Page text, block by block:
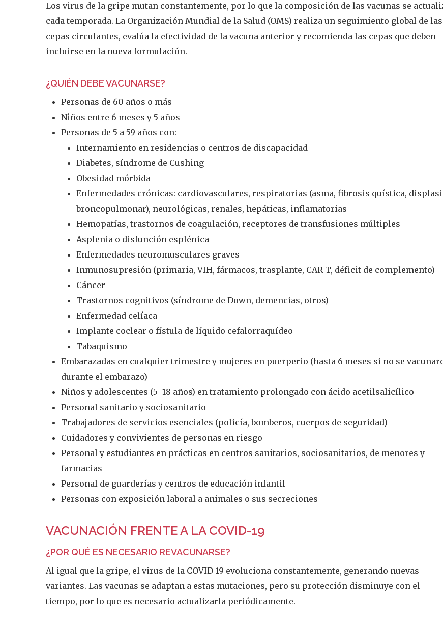
Los virus de la gripe mutan constantemente, por lo que la composición de las vacunas se
cada temporada. La Organización Mundial de la Salud (OMS) realiza un seguimiento global de las
cepas circulantes, evalúa la efectividad de la vacuna anterior y recomienda las cepas que deben
incluirse en la nueva formulación.
¿QUIÉN DEBE VACUNARSE?
Personas de 60 años o más
Niños entre 6 meses y 5 años
Personas de 5 a 59 años con:
Internamiento en residencias o centros de discapacidad
Diabetes, síndrome de Cushing
Obesidad mórbida
Enfermedades crónicas: cardiovasculares, respiratorias (asma, fibrosis quística,
broncopulmonar), neurológicas, renales, hepáticas, inflamatorias
Hemopatías, trastornos de coagulación, receptores de transfusiones múltiples
Asplenia o disfunción esplénica
Enfermedades neuromusculares graves
Inmunosupresión (primaria, VIH, fármacos, trasplante, CAR-T, déficit de complemento)
Cáncer
Trastornos cognitivos (síndrome de Down, demencias, otros)
Enfermedad celíaca
Implante coclear o fístula de líquido cefalorraquídeo
Tabaquismo
Embarazadas en cualquier trimestre y mujeres en puerperio (hasta 6 meses si no se
durante el embarazo)
Niños y adolescentes (5–18 años) en tratamiento prolongado con ácido acetilsalicílico
Personal sanitario y sociosanitario
Trabajadores de servicios esenciales (policía, bomberos, cuerpos de seguridad)
Cuidadores y convivientes de personas en riesgo
Personal y estudiantes en prácticas en centros sanitarios, sociosanitarios, de menores y
farmacias
Personal de guarderías y centros de educación infantil
Personas con exposición laboral a animales o sus secreciones
VACUNACIÓN FRENTE A LA COVID-19
¿POR QUÉ ES NECESARIO REVACUNARSE?
Al igual que la gripe, el virus de la COVID-19 evoluciona constantemente, generando nuevas
variantes. Las vacunas se adaptan a estas mutaciones, pero su protección disminuye con el
tiempo, por lo que es necesario actualizarla periódicamente.